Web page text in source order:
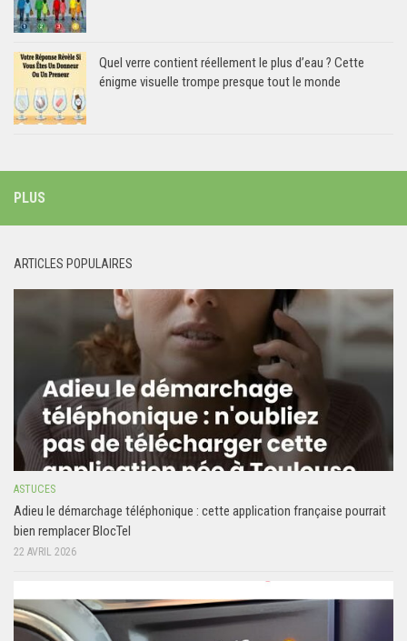
Quel verre contient réellement le plus d’eau ? Cette
énigme visuelle trompe presque tout le monde
PLUS
ARTICLES POPULAIRES
ASTUCES
Adieu le démarchage téléphonique : cette application française pourrait
bien remplacer BlocTel
22 AVRIL 2026